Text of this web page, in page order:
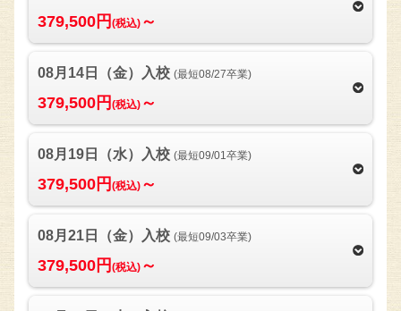
379,500円 (税込) ～
08月14日（金）入校 (最短08/27卒業)
379,500円 (税込) ～
08月19日（水）入校 (最短09/01卒業)
379,500円 (税込) ～
08月21日（金）入校 (最短09/03卒業)
379,500円 (税込) ～